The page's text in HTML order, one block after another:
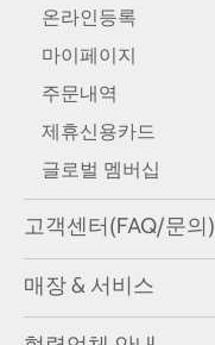
온라인등록
마이페이지
주문내역
제휴신용카드
글로벌 멤버십
고객센터(FAQ/문의)
매장 & 서비스